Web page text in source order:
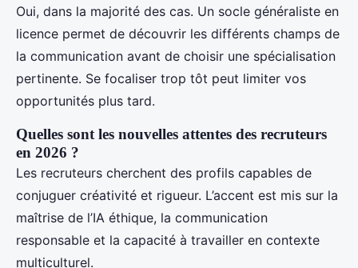
Oui, dans la majorité des cas. Un socle généraliste en
licence permet de découvrir les différents champs de
la communication avant de choisir une spécialisation
pertinente. Se focaliser trop tôt peut limiter vos
opportunités plus tard.
Quelles sont les nouvelles attentes des recruteurs
en 2026 ?
Les recruteurs cherchent des profils capables de
conjuguer créativité et rigueur. L’accent est mis sur la
maîtrise de l’IA éthique, la communication
responsable et la capacité à travailler en contexte
multiculturel.